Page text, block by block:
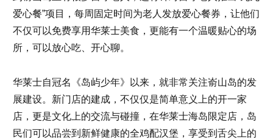
爱心餐”项目，每周固定时间为老人发放爱心餐券，让他们
不仅可以免费享用华莱士美食，更能有一个温暖贴心的场
所，可以放心吃、开心聊。
华莱士自冠名《岛屿少年》以来，就非常关注嵛山岛的发
展建设。新门店的建成，不仅仅是简单意义上的开一家
店，更是文化上的交流与碰撞，在华莱士海岛限定店，岛
民们可以品尝到新鲜健康的全鸡配汉堡，享受到舌尖上的